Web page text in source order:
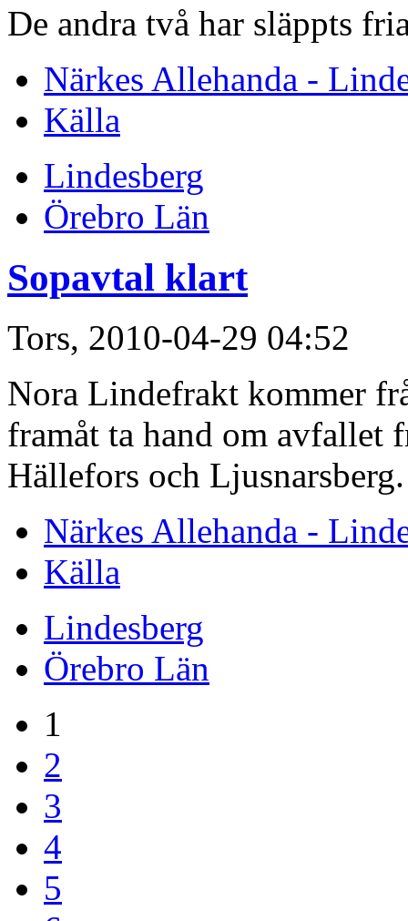
De andra två har släppts
Närkes Allehanda -
Källa
Lindesberg
Örebro Län
Sopavtal klart
Tors, 2010-04-29 04:52
Nora Lindefrakt kommer
framåt ta hand om avfallet
Hällefors och
Närkes Allehanda -
Källa
Lindesberg
Örebro Län
1
2
3
4
5